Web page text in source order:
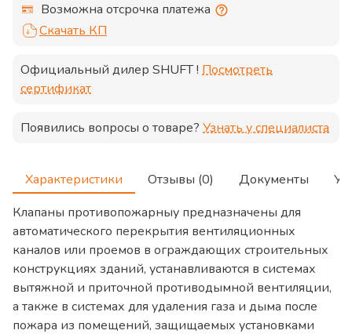
Возможна отсрочка платежа
Скачать КП
Официальный дилер SHUFT! Посмотреть
сертификат
Появились вопросы о товаре? Узнать у специалиста
Характеристики Отзывы (0) Документы
Клапаны противопожарныу предназначены для
автоматического перекрытия вентиляционных
каналов или проемов в ограждающих строительных
конструкциях зданий, устанавливаются в системах
вытяжной и приточной противодымной вентиляции,
а также в системах для удаления газа и дыма после
пожара из помещений, защищаемых установками